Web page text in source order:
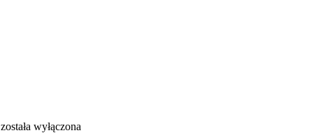
została wyłączona